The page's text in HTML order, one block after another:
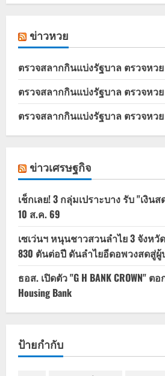
ข่าวหวย
ตรวจสลากกินแบ่งรัฐบาล ตรวจหวย
ตรวจสลากกินแบ่งรัฐบาล ตรวจหวย
ตรวจสลากกินแบ่งรัฐบาล ตรวจหว
ข่าวเศรษฐกิจ
เช็กเลย! 3 กลุ่มเปราะบาง รับ "เงิน
10 ส.ค. 69
เซเว่นฯ หนุนชาวสวนลำไย 3 จังห
830 ตันต่อปี ดันลำไยอีดอพวงสดสู่
ธอส. เปิดตัว "G H BANK CROWN"
Housing Bank
ป้ายกำกับ